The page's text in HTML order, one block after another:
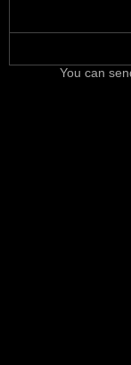
You can